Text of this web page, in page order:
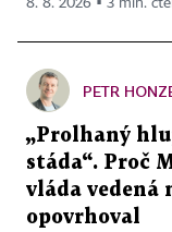
PETR
„Prolhaný
stáda“. Proč
vláda vedená
opovrhoval